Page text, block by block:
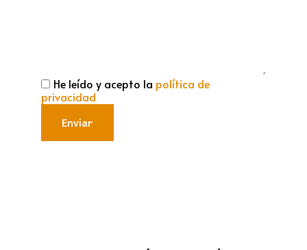
He leído y acepto la política de
privacidad
Enviar